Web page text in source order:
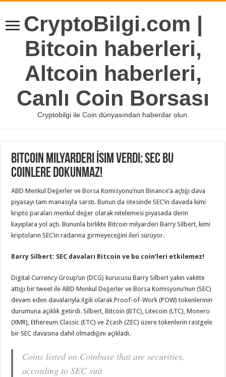
CryptoBilgi.com |
Bitcoin haberleri,
Altcoin haberleri,
Canlı Coin Borsası
Cryptobilgi ile Coin dünyasından haberdar olun.
Bitcoin Milyarderi İsim Verdi: SEC Bu
Coinlere Dokunmaz!
ABD Menkul Değerler ve Borsa Komisyonu’nun Binance’a açtığı dava
piyasayı tam manasıyla sarstı. Bunun da ötesinde SEC’in davada kimi
kripto paraları menkul değer olarak nitelemesi piyasada derin
kayıplara yol açtı. Bununla birlikte Bitcoin milyarderi Barry Silbert, kimi
kriptoların SEC’in radarına girmeyeceğini ileri sürüyor.
Barry Silbert: SEC davaları Bitcoin ve bu coin’leri etkilemez!
Digital Currency Group’un (DCG) kurucusu Barry Silbert yakın vakitte
attığı bir tweet ile ABD Menkul Değerler ve Borsa Komisyonu’nun (SEC)
devam eden davalarıyla ilgili olarak Proof-of-Work (POW) tokenlerinin
durumuna açıklık getirdi. Silbert, Bitcoin (BTC), Litecoin (LTC), Monero
(XMR), Ethereum Classic (ETC) ve Zcash (ZEC) üzere tokenlerin rastgele
bir SEC davasına dahil olmadığını açıkladı.
Coins listed on Coinbase that are securities,
according to SEC suit